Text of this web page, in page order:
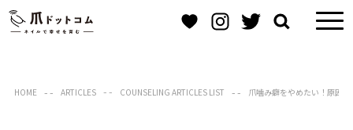
HOME ARTICLES COUNSELING ARTICLES LIST 爪噛み癖をやめたい！原因